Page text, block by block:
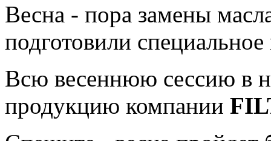
Весна - пора замены
подготовили
Всю весеннюю сессию в
продукцию компании